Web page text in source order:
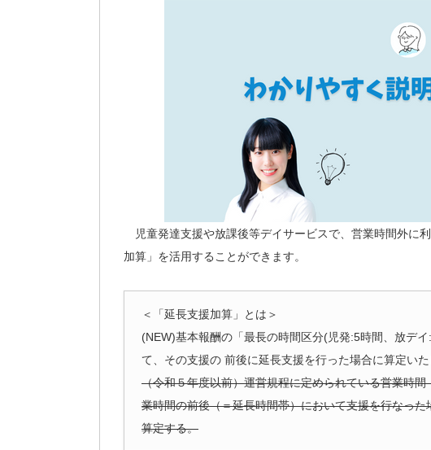
児童発達支援や放課後等デイサービスで、営業時間外に
加算」を活用することができます。
＜「延長支援加算」とは＞
(NEW)基本報酬の「最長の時間区分(児発:5時間、放デ
て、その支援の 前後に延長支援を行った場合に算定いた
（令和５年度以前）運営規程に定められている営業時
業時間の前後（＝延長時間帯）において支援を行なっ
算定する。